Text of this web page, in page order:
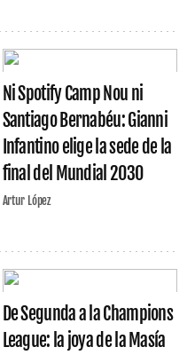
Ni Spotify Camp Nou ni
Santiago Bernabéu: Gianni
Infantino elige la sede de la
final del Mundial 2030
Artur López
De Segunda a la Champions
League: la joya de la Masía